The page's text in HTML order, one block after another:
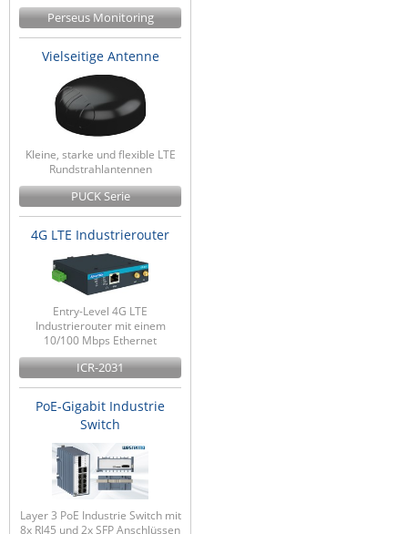
Perseus Monitoring
Vielseitige Antenne
Kleine, starke und flexible LTE
Rundstrahlantennen
PUCK Serie
4G LTE Industrierouter
Entry-Level 4G LTE
Industrierouter mit einem
10/100 Mbps Ethernet
ICR-2031
PoE-Gigabit Industrie
Switch
Layer 3 PoE Industrie Switch mit
8x RJ45 und 2x SFP Anschlüssen